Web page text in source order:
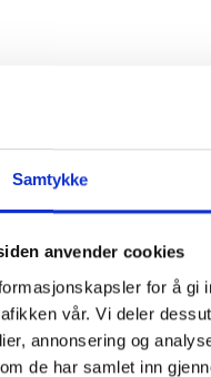
Samtykke
anvender cookies
for å gi
vår. Vi deler
annonsering og
de har samlet inn
ogSugrerør til Blafre vippetut